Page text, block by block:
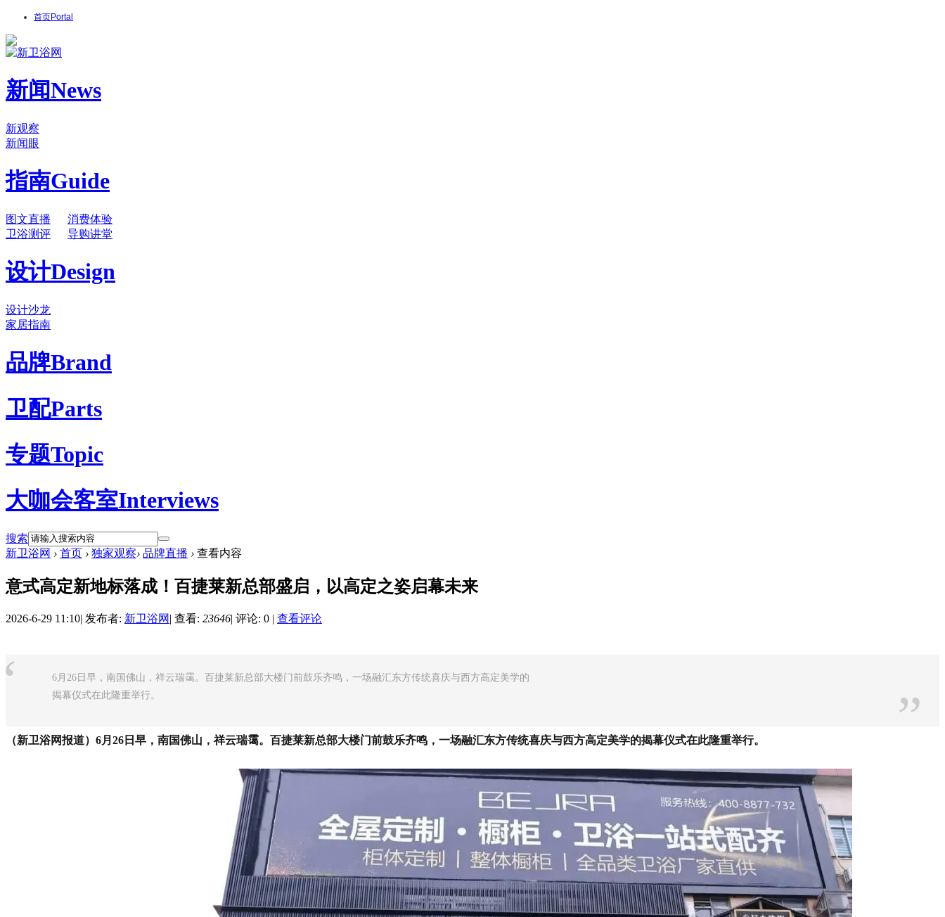
首页Portal
新闻News
新观察
新闻眼
指南Guide
图文直播
消费体验
卫浴测评
导购讲堂
设计Design
设计沙龙
家居指南
品牌Brand
卫配Parts
专题Topic
大咖会客室Interviews
搜索
新卫浴网 › 首页 › 独家观察› 品牌直播 › 查看内容
意式高定新地标落成！百捷莱新总部盛启，以高定之姿启幕未来
2026-6-29 11:10| 发布者: 新卫浴网 | 查看: 23646| 评论: 0 | 查看评论
6月26日早，南国佛山，祥云瑞霭。百捷莱新总部大楼门前鼓乐齐鸣，一场融汇东方传统喜庆与西方高定美学的
揭幕仪式在此隆重举行。
”
（新卫浴网报道）6月26日早，南国佛山，祥云瑞霭。百捷莱新总部大楼门前鼓乐齐鸣，一场融汇东方传统喜庆与西方高定美学的揭幕仪式在此隆重举行。